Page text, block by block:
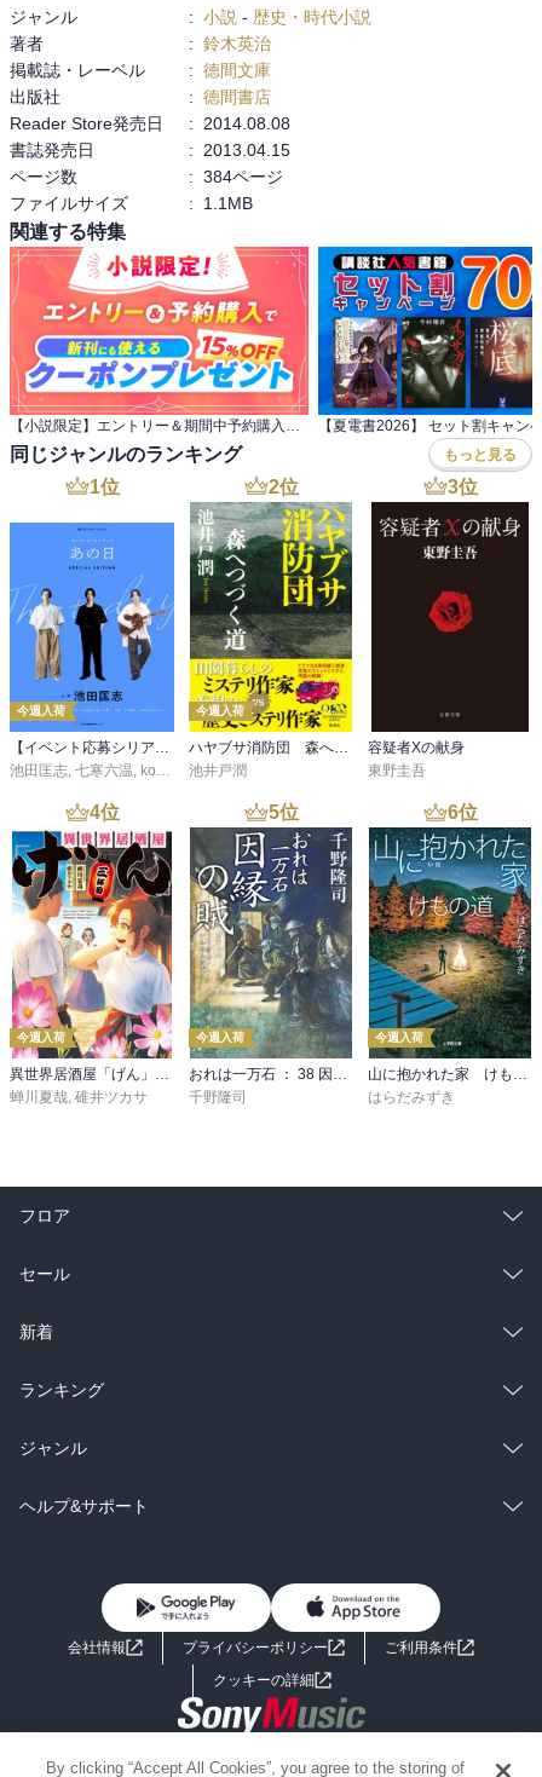
ジャンル : 小説 - 歴史・時代小説
著者
: 鈴木英治
掲載誌・レーベル
: 徳間文庫
出版社
: 徳間書店
Reader Store発売日
:
2014.08.08
書誌発売日
:
2013.04.15
ページ数
: 384ページ
ファイルサイズ
: 1.1MB
関連する特集
【小説限定】エントリー＆期間中予約購入でクーポンプレゼント 【夏電書2026】 セット割キャン
同じジャンルのランキング もっと見る
1位
今週入荷
【イベント応募シリアルコード付】池田匡志出演・オーディオフォトブック「あの日」SPECIAL EDITION（音声／動画付）
池田匡志, 七寒六温, konoko58 ,村崎キコ
2位
今週入荷
ハヤブサ消防団 森へつづく道
池井戸潤
3位
容疑者Xの献身
東野圭吾
4位
今週入荷
蝉川夏哉 碓井ツカサ
5位
今週入荷
千野隆司
6位
今週入荷
はらだみずき
フロア
総合
ラノベ
雑誌・グラビア
BL・TL
セール
総合
ラノベ
雑誌・グラビア
BL・TL
新着
総合
ラノベ
雑誌・グラビア
ランキング
総合
ラノベ
ジャンル
コミック
ライトノベル 男子向けラノベ
小説
海外小説
ヘルプ&サポート
よくあるご質問 お問い合わせ
会社情報 プライバシーポリシー
ご利用条件
クッキーの詳細
Copyright 2017 - 2026 Sony Music Entertainment(Japan) Inc.
By clicking “Accept All Cookies”, you agree to the storing of